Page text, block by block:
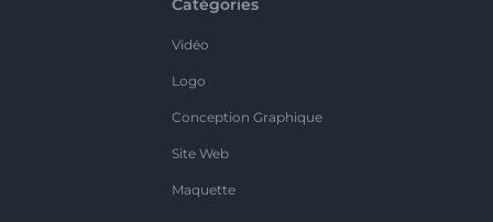
Catégories
Vidéo
Logo
Conception Graphique
Site Web
Maquette